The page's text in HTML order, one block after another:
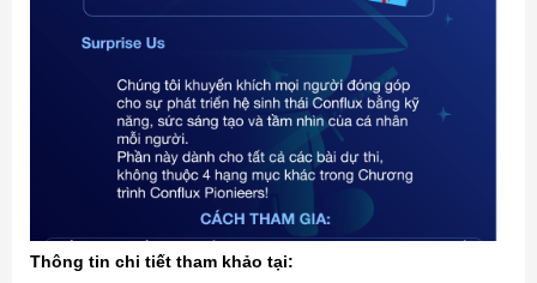
Thông tin chi tiết tham khảo tại: